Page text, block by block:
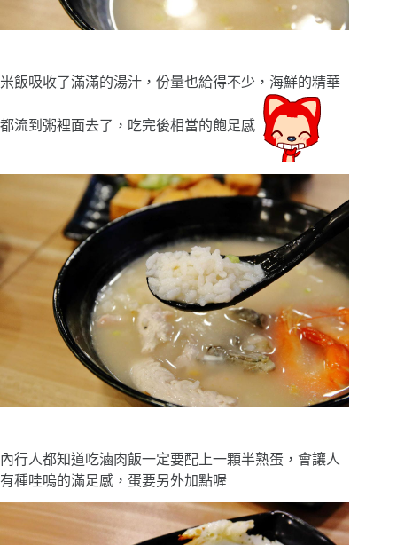
米飯吸收了滿滿的湯汁，份量也給得不少，海鮮的精華
都流到粥裡面去了，吃完後相當的飽足感
內行人都知道吃滷肉飯一定要配上一顆半熟蛋，會讓人
有種哇嗚的滿足感，蛋要另外加點喔